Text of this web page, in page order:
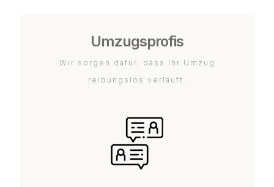
Umzugsprofis
Wir sorgen dafür, dass Ihr Umzug
reibungslos verläuft.